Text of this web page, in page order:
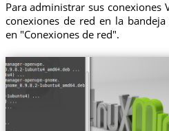
Para administrar sus conexiones
conexiones de red en la
en "Conexiones de red".